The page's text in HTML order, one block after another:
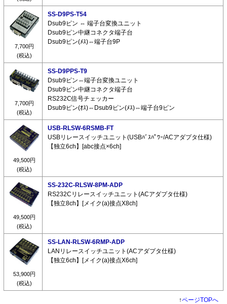
7,700円
(税込)
SS-D9PS-T54
Dsub9ピン ⇔ 端子台変換ユニット
Dsub9ピン中継コネクタ端子台
Dsub9ピン(ﾒｽ)⇔端子台9P
7,700円
(税込)
SS-D9PPS-T9
Dsub9ピン⇔端子台変換ユニット
Dsub9ピン中継コネクタ端子台
RS232C信号チェッカー
Dsub9ピン(ｵｽ)⇔Dsub9ピン(ﾒｽ)⇔端子台9ピン
49,500円
(税込)
USB-RLSW-6RSMB-FT
USBリレースイッチユニット(USBﾊﾞｽﾊﾟﾜｰ/ACアダプタ仕様)
【独立6ch】[abc接点×6ch]
49,500円
(税込)
SS-232C-RLSW-8PM-ADP
RS232Cリレースイッチユニット(ACアダプタ仕様)
【独立8ch】[メイク(a)接点X8ch]
53,900円
(税込)
SS-LAN-RLSW-6RMP-ADP
LANリレースイッチユニット(ACアダプタ仕様)
【独立6ch】[メイク(a)接点X6ch]
↑ページTOPへ